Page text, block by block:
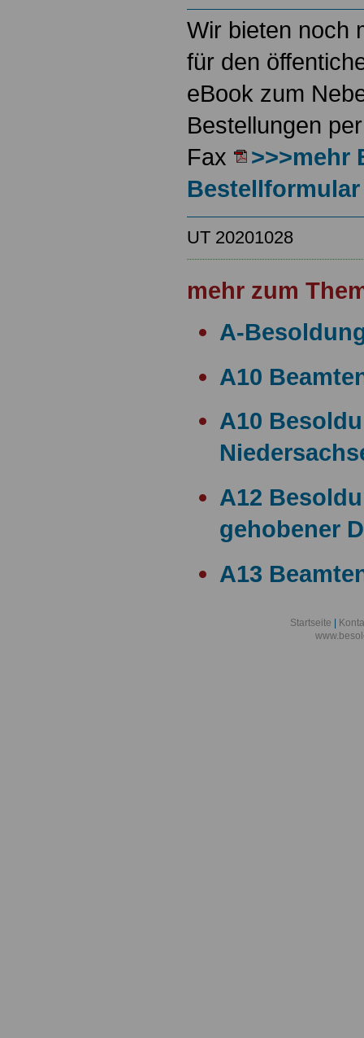
Wir bieten noch
für den
eBook zum
Bestellungen
Fax
>>>mehr
Bestellformular
UT 20201028
mehr zum
A-
A10
A10
A12
gehobener
A13
A13
Startseite